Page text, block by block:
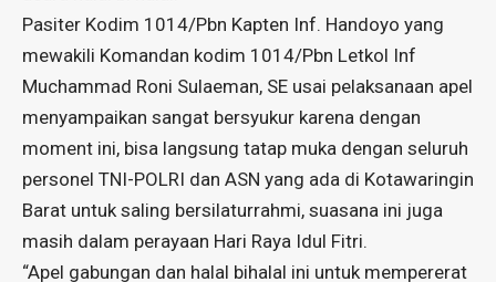
Pasiter Kodim 1014/Pbn Kapten Inf. Handoyo yang
mewakili Komandan kodim 1014/Pbn Letkol Inf
Muchammad Roni Sulaeman, SE usai pelaksanaan apel
menyampaikan sangat bersyukur karena dengan
moment ini, bisa langsung tatap muka dengan seluruh
personel TNI-POLRI dan ASN yang ada di Kotawaringin
Barat untuk saling bersilaturrahmi, suasana ini juga
masih dalam perayaan Hari Raya Idul Fitri.
“Apel gabungan dan halal bihalal ini untuk mempererat